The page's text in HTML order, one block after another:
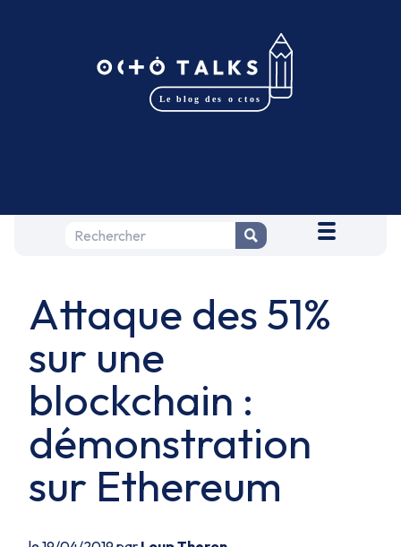
Attaque des 51%
sur une
blockchain :
démonstration
sur Ethereum